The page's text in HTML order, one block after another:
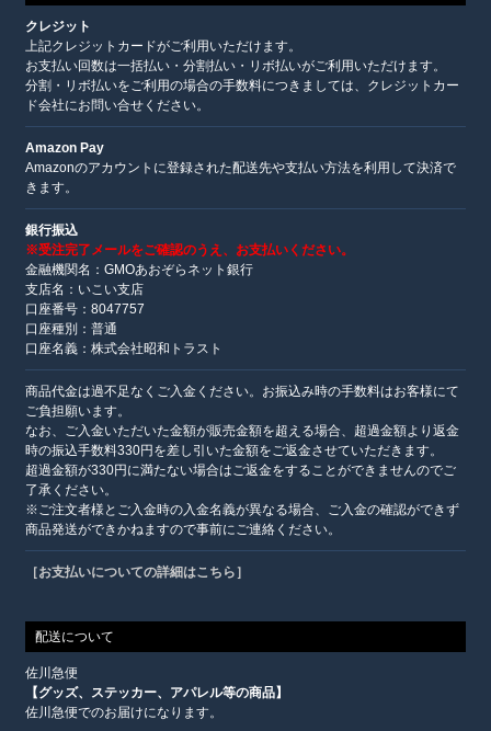
クレジット
上記クレジットカードがご利用いただけます。
お支払い回数は一括払い・分割払い・リボ払いがご利用いただけます。
分割・リボ払いをご利用の場合の手数料につきましては、クレジットカー
ド会社にお問い合せください。
Amazon Pay
Amazonのアカウントに登録された配送先や支払い方法を利用して決済で
きます。
銀行振込
※受注完了メールをご確認のうえ、お支払いください。
金融機関名：GMOあおぞらネット銀行
支店名：いこい支店
口座番号：8047757
口座種別：普通
口座名義：株式会社昭和トラスト
商品代金は過不足なくご入金ください。お振込み時の手数料はお客様にて
ご負担願います。
なお、ご入金いただいた金額が販売金額を超える場合、超過金額より返金
時の振込手数料330円を差し引いた金額をご返金させていただきます。
超過金額が330円に満たない場合はご返金をすることができませんのでご
了承ください。
※ご注文者様とご入金時の入金名義が異なる場合、ご入金の確認ができず
商品発送ができかねますので事前にご連絡ください。
［お支払いについての詳細はこちら］
配送について
佐川急便
【グッズ、ステッカー、アパレル等の商品】
佐川急便でのお届けになります。